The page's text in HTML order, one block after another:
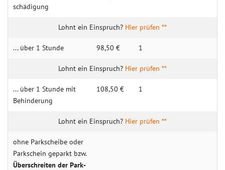
schädigung
Hier prüfen **
... über 1 Stunde 98,50 € 1
Hier prüfen **
... über 1 Stunde mit
Behin­­derung
108,50 € 1
Hier prüfen **
ohne Park­­scheibe oder
Park­­schein geparkt bzw.
Über­­schreiten der Park­­